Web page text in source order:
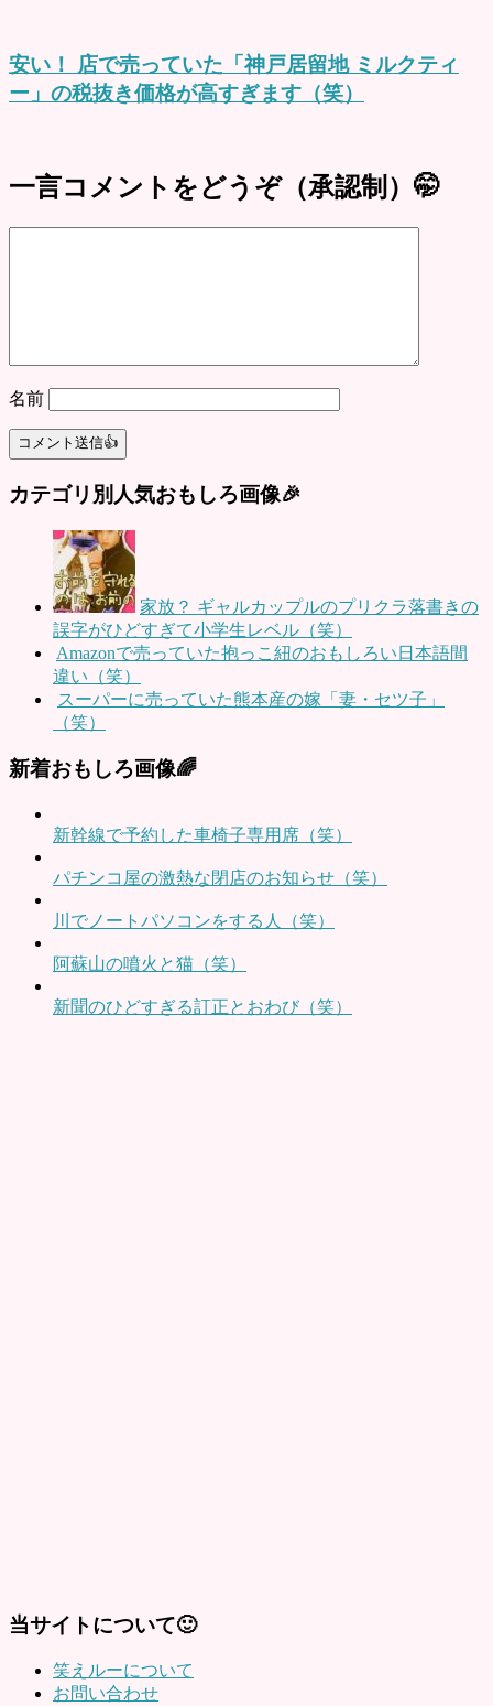
安い！ 店で売っていた「神戸居留地 ミルクティ
ー」の税抜き価格が高すぎます（笑）
一言コメントをどうぞ（承認制）🤭
名前
カテゴリ別人気おもしろ画像🎉
家放？ ギャルカップルのプリクラ落書きの
誤字がひどすぎて小学生レベル（笑）
Amazonで売っていた抱っこ紐のおもしろい日本語間
違い（笑）
スーパーに売っていた熊本産の嫁「妻・セツ子」
（笑）
新着おもしろ画像🌈
新幹線で予約した車椅子専用席（笑）
パチンコ屋の激熱な閉店のお知らせ（笑）
川でノートパソコンをする人（笑）
阿蘇山の噴火と猫（笑）
新聞のひどすぎる訂正とおわび（笑）
当サイトについて🙂
笑えルーについて
お問い合わせ